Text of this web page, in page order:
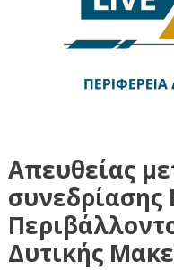
Απευθείας
συνεδρίασης
Δυτικής